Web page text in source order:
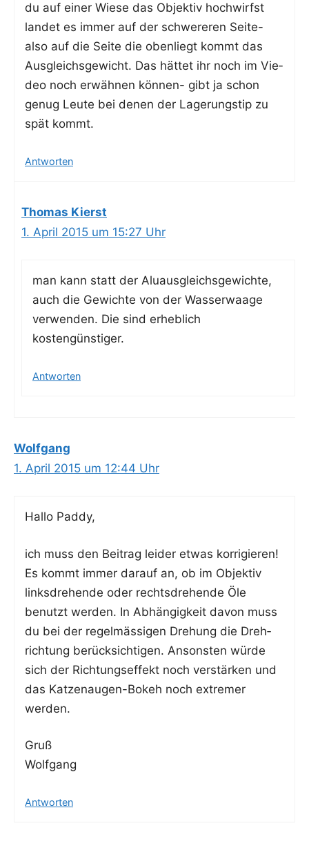
du auf einer Wie­se das Objek­tiv hoch­wirfst
lan­det es immer auf der schwe­re­ren Sei­te-
also auf die Sei­te die oben­liegt kommt das
Aus­gleichs­ge­wicht. Das hät­tet ihr noch im Vie­
deo noch erwäh­nen kön­nen- gibt ja schon
genug Leu­te bei denen der Lage­rungs­tip zu
spät kommt.
Antworten
Thomas Kierst
1. April 2015 um 15:27 Uhr
man kann statt der Alu­aus­gleichs­ge­wich­te,
auch die Gewich­te von der Was­ser­waa­ge
ver­wen­den. Die sind erheb­lich
kostengünstiger.
Antworten
Wolfgang
1. April 2015 um 12:44 Uhr
Hal­lo Paddy,
ich muss den Bei­trag lei­der etwas kor­ri­gie­ren!
Es kommt immer dar­auf an, ob im Objek­tiv
links­dre­hen­de oder rechts­dre­hen­de Öle
benutzt wer­den. In Abhän­gig­keit davon muss
du bei der regel­mäs­si­gen Dre­hung die Dreh­
rich­tung berück­sich­ti­gen. Ansons­ten wür­de
sich der Rich­tungs­ef­fekt noch ver­stär­ken und
das Kat­zen­au­gen-Bokeh noch extre­mer
werden.
Gruß
Wolfgang
Antworten